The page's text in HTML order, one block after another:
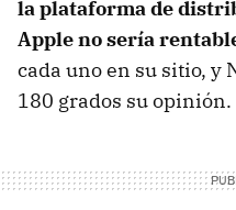
la plataforma de
Apple no sería
cada uno en su sitio, y
180 grados su opinión.